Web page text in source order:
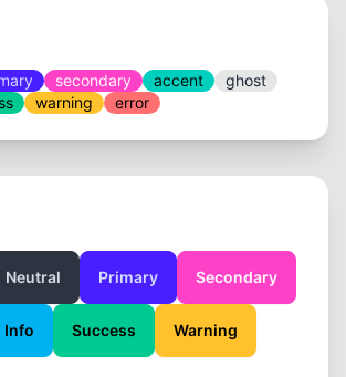
secondary accent
ghost
warning error
Neutral Primary Secondary
Info Success Warning